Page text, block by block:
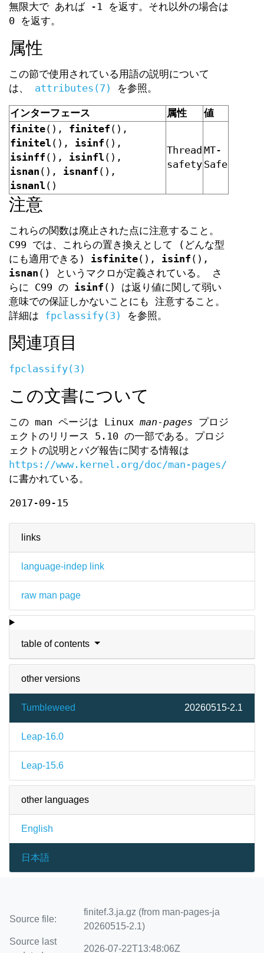
links
language-indep link
raw man page
table of contents
other versions
Tumbleweed 20260515-2.1
Leap-16.0
Leap-15.6
other languages
English
日本語
無限大で あれば -1 を返す。それ以外の場合は
0 を返す。
属性
この節で使用されている用語の説明について
は、 attributes(7) を参照。
インターフェース 属性
値
finite(), finitef (),
finitel (), isinf (),
isinff (), isinfl (),
isnan (), isnanf (),
isnanl ()
Thread
safety
MT-
Safe
注意
これらの関数は廃止された点に注意すること。
C99 では、これらの置き換えとして (どんな型
にも適用できる) isfinite(), isinf (),
isnan () というマクロが定義されている。 さ
らに C99 の isinf () は返り値に関して弱い
意味での保証しかないことにも 注意すること。
詳細は fpclassify(3) を参照。
関連項目
fpclassify(3)
この文書について
この man ページは Linux man-pages プロジ
ェクトのリリース 5.10 の一部である。プロジ
ェクトの説明とバグ報告に関する情報は
https://www.kernel.org/doc/man-pages/
に書かれている。
2017-09-15
Source file:
finitef.3.ja.gz (from man-pages-ja
20260515-2.1)
Source last
2026-07-22T13:48:06Z